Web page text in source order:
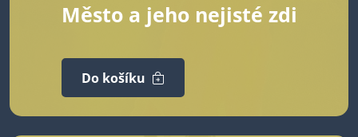
Město a jeho nejisté zdi
Do košíku